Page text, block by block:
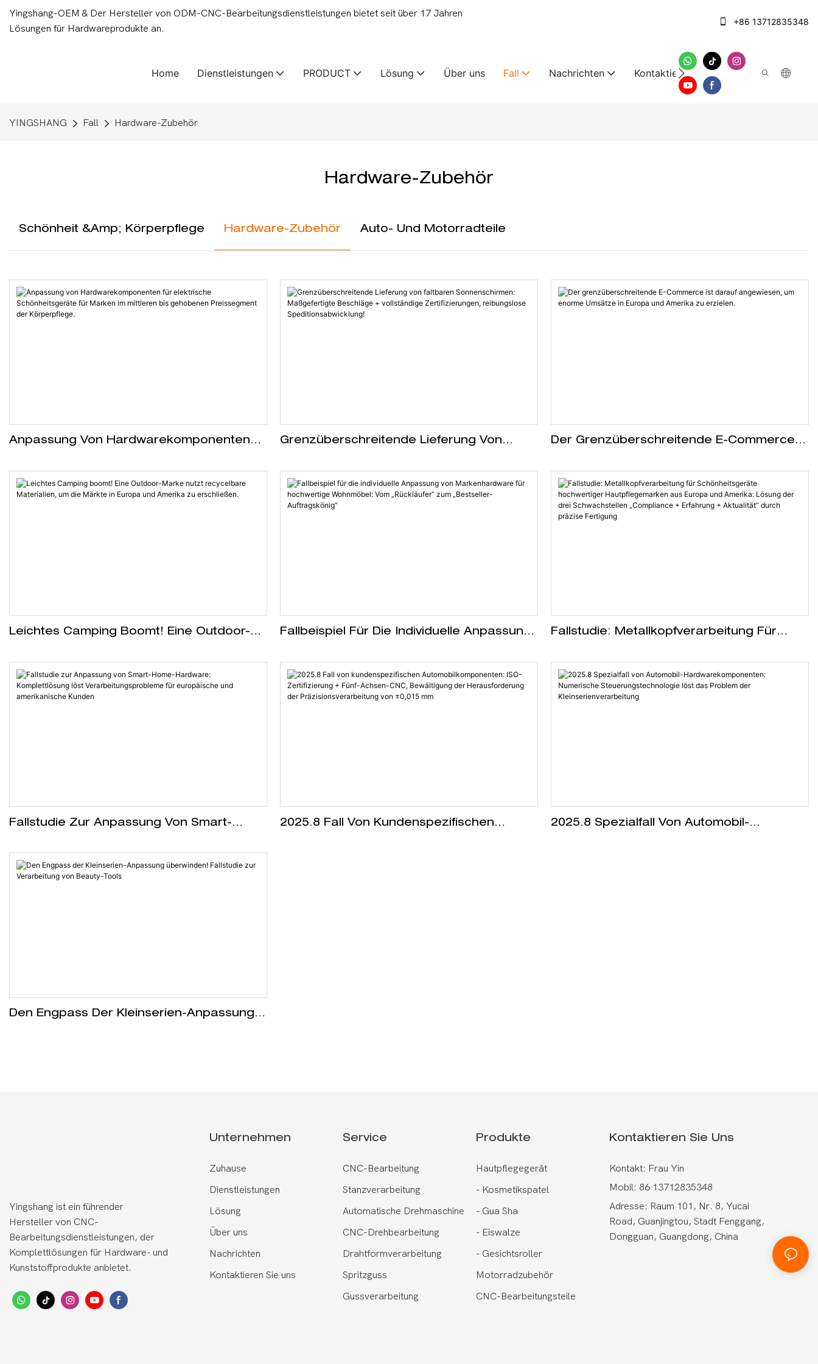
Yingshang-OEM & Der Hersteller von ODM-CNC-Bearbeitungsdienstleistungen bietet seit über 17 Jahren
Lösungen für Hardwareprodukte an.
+86 13712835348
Home Dienstleistungen PRODUCT Lösung Über uns Fall Nachrichten Kontaktieren Sie uns
YINGSHANG Fall Hardware-Zubehör
Hardware-Zubehör
Schönheit &amp; Körperpflege Hardware-Zubehör Auto- Und Motorradteile
Anpassung Von Hardwarekomponenten
Marken Im Mittleren Bis Gehobenen
Preissegment Der Körperpflege.
Grenzüberschreitende Lieferung Von
Beschläge + Vollständige Zertifizierungen,
Reibungslose Speditionsabwicklung!
Der Grenzüberschreitende E-Commerce
Umsätze In Europa Und Amerika Zu
Erzielen.
Leichtes Camping Boomt! Eine Outdoor-
Die Märkte In Europa Und Amerika Zu
Erschließen.
Fallbeispiel Für Die Individuelle Anpassung
Wohnmöbel: Vom „Rückläufer“ Zum
„Bestseller-Auftragskönig“
Fallstudie: Metallkopfverarbeitung Für
Hautpflegemarken Aus Europa Und
Amerika: Lösung Der Drei Schwachstellen
„Compliance + Erfahrung + Aktualität“
Fallstudie Zur Anpassung Von Smart-
Verarbeitungsprobleme Für Europäische
Und Amerikanische Kunden
2025.8 Fall Von Kundenspezifischen
2025.8 Spezialfall Von Automobil-
Den Engpass Der Kleinserien-Anpassung
Yingshang ist ein führender
Hersteller von CNC-
Bearbeitungsdienstleistungen, der
Komplettlösungen für Hardware- und
Kunststoffprodukte anbietet.
Unternehmen
Zuhause
Dienstleistungen
Lösung
Über uns
Nachrichten
Kontaktieren Sie uns
Service
CNC-Bearbeitung
Stanzverarbeitung
Automatische Drehmaschine
CNC-Drehbearbeitung
Drahtformverarbeitung
Spritzguss
Gussverarbeitung
Produkte
Hautpflegegerät
-Kosmetikspatel
-Gua Sha
-Eiswalze
-Gesichtsroller
Motorradzubehör
CNC-Bearbeitungsteile
Kontaktieren Sie Uns
Kontakt: Frau Yin
Mobil: 86 13712835348
Adresse: Raum 101, Nr. 8, Yucai
Road, Guanjingtou, Stadt Fenggang,
Dongguan, Guangdong, China